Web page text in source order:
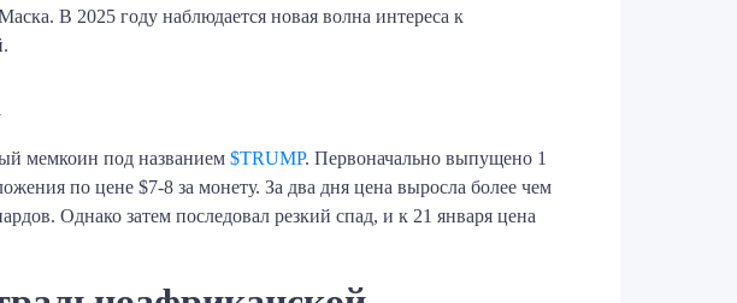
В 2025 году наблюдается новая волна интереса к
мемкоин под названием $TRUMP. Первоначально выпущено 1
по цене $7-8 за монету. За два дня цена выросла более чем
Однако затем последовал резкий спад, и к 21 января цена